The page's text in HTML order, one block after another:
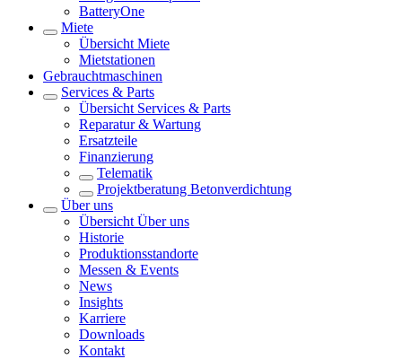
BatteryOne
Miete
Übersicht Miete
Mietstationen
Gebrauchtmaschinen
Services & Parts
Übersicht Services & Parts
Reparatur & Wartung
Ersatzteile
Finanzierung
Telematik
Projektberatung Betonverdichtung
Über uns
Übersicht Über uns
Historie
Produktionsstandorte
Messen & Events
News
Insights
Karriere
Downloads
Kontakt